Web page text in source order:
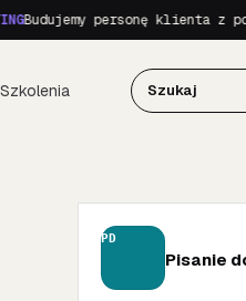
Budujemy personę klienta z
Szkolenia
PD
Pisanie